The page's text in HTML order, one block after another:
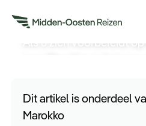
Vaccinaties
Als u zich voorbereidt
vaccinaties om uw
veilig mogelijk te maken.
Dit artikel is onderdeel
Marokko